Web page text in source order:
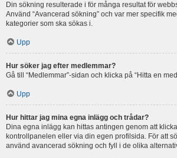
Din sökning resulterade i för många resultat för
Använd “Avancerad sökning” och var mer specifik
kategorier som ska sökas i.
Upp
Hur söker jag efter medlemmar?
Gå till “Medlemmar”-sidan och klicka på “Hitta en
Upp
Hur hittar jag mina egna inlägg och trådar?
Dina egna inlägg kan hittas antingen genom att
kontrollpanelen eller via din egen profilsida. För att
använd avancerad sökning och fyll i de olika